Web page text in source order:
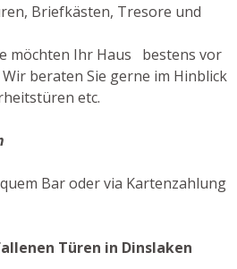
Briefkästen, Tresore und
möchten Ihr Haus bestens vor
beraten Sie gerne im Hinblick
etc.
Bar oder via Kartenzahlung
Türen in Dinslaken